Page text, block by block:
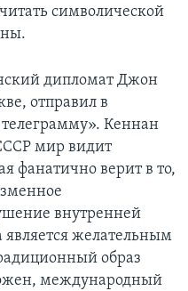
символической
дипломат Джон
отправил в
Кеннан
мир видит
фанатично верит в то,
внутренней
желательным
образ
международный